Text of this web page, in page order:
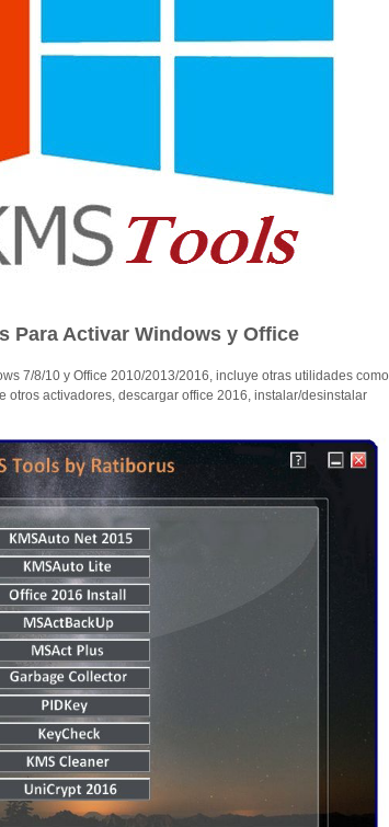
Para Activar Windows y Office
7/8/10 y Office 2010/2013/2016, incluye otras utilidades como
otros activadores, descargar office 2016, instalar/desinstalar